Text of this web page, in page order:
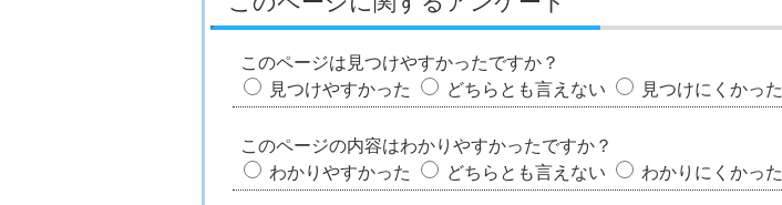
このページは見つけやすかったですか？
見つけやすかった
どちらとも言えない 見つけにくかった
このページの内容はわかりやすかったですか？
わかりやすかった
どちらとも言えない わかりにくかった